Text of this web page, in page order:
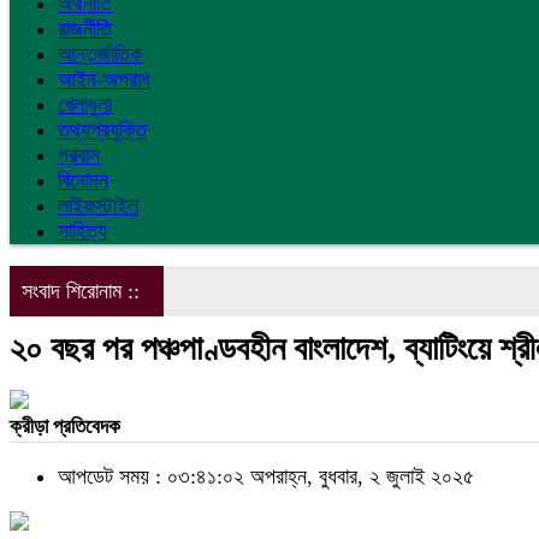
রাজনীতি
আন্তর্জাতিক
আইন-অপরাধ
খেলাধুলা
তথ্যপ্রযুক্তি
প্রবাস
বিনোদন
লাইফস্টাইল
সাহিত্য
সংবাদ শিরোনাম ::
২০ বছর পর পঞ্চপাণ্ডবহীন বাংলাদেশ, ব্যাটিংয়ে
ক্রীড়া প্রতিবেদক
আপডেট সময় : ০৩:৪১:০২ অপরাহ্ন, বুধবার, ২ জুলাই ২০২৫